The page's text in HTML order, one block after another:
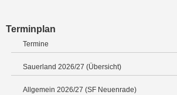
Terminplan
Termine
Sauerland 2026/27 (Übersicht)
Allgemein 2026/27 (SF Neuenrade)